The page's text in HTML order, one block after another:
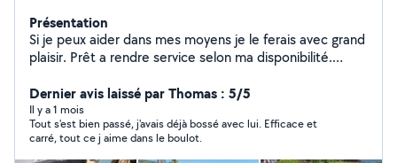
Présentation
Si je peux aider dans mes moyens je le ferais avec grand
plaisir. Prêt a rendre service selon ma disponibilité.
Dernier avis laissé par Thomas : 5/5
Il y a 1 mois
Tout s'est bien passé, j'avais déjà bossé avec lui. Efficace et
carré, tout ce j aime dans le boulot.